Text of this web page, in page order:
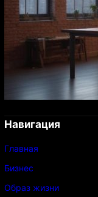
Навигация
Главная
Бизнес
Образ жизни